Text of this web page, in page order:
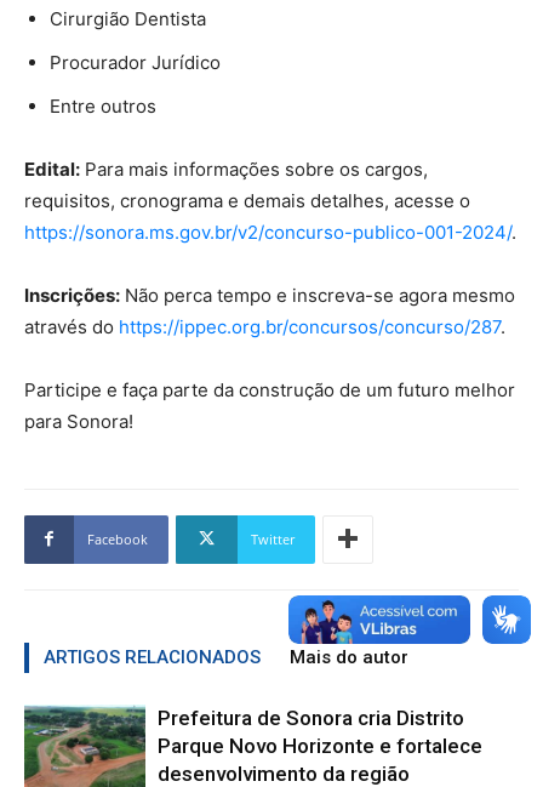
Cirurgião Dentista
Procurador Jurídico
Entre outros
Edital: Para mais informações sobre os cargos,
requisitos, cronograma e demais detalhes, acesse o
https://sonora.ms.gov.br/v2/concurso-publico-001-2024/.
Inscrições: Não perca tempo e inscreva-se agora mesmo
através do https://ippec.org.br/concursos/concurso/287.
Participe e faça parte da construção de um futuro melhor
para Sonora!
Facebook Twitter
ARTIGOS RELACIONADOS Mais do autor
Prefeitura de Sonora cria Distrito
Parque Novo Horizonte e fortalece
desenvolvimento da região